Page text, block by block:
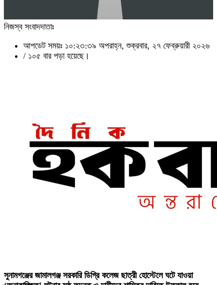
নিজস্ব সংবাদদাতাঃ
আপডেট সময়ঃ ১০:২৩:৩৯ অপরাহ্ন, শুক্রবার, ২৭ ফেব্রুয়ারী ২০২৬
/ ১০৫ বার পড়া হয়েছে।
‎সুনামগঞ্জের জামালগঞ্জ সরকারি ডিগ্রি কলেজ ছাত্রী হোস্টেলে ঘটে যাওয়া